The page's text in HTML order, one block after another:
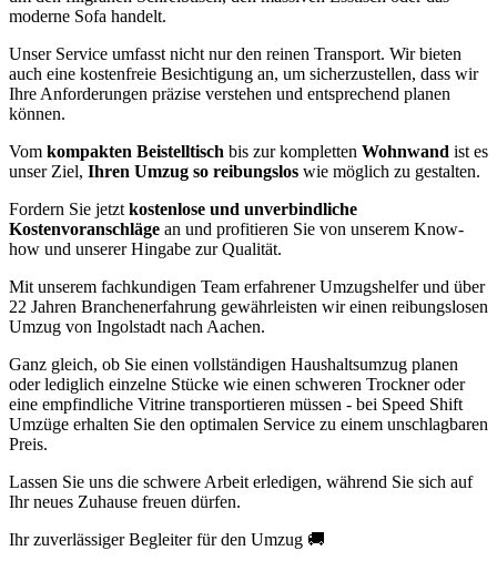
moderne Sofa handelt.
Unser Service umfasst nicht nur den reinen Transport. Wir bieten
auch eine kostenfreie Besichtigung an, um sicherzustellen, dass wir
Ihre Anforderungen präzise verstehen und entsprechend planen
können.
Vom kompakten Beistelltisch bis zur kompletten Wohnwand ist es
unser Ziel, Ihren Umzug so reibungslos wie möglich zu gestalten.
Fordern Sie jetzt kostenlose und unverbindliche
Kostenvoranschläge an und profitieren Sie von unserem Know-
how und unserer Hingabe zur Qualität.
Mit unserem fachkundigen Team erfahrener Umzugshelfer und über
22 Jahren Branchenerfahrung gewährleisten wir einen reibungslosen
Umzug von Ingolstadt nach Aachen.
Ganz gleich, ob Sie einen vollständigen Haushaltsumzug planen
oder lediglich einzelne Stücke wie einen schweren Trockner oder
eine empfindliche Vitrine transportieren müssen - bei Speed Shift
Umzüge erhalten Sie den optimalen Service zu einem unschlagbaren
Preis.
Lassen Sie uns die schwere Arbeit erledigen, während Sie sich auf
Ihr neues Zuhause freuen dürfen.
Ihr zuverlässiger Begleiter für den Umzug 🚚